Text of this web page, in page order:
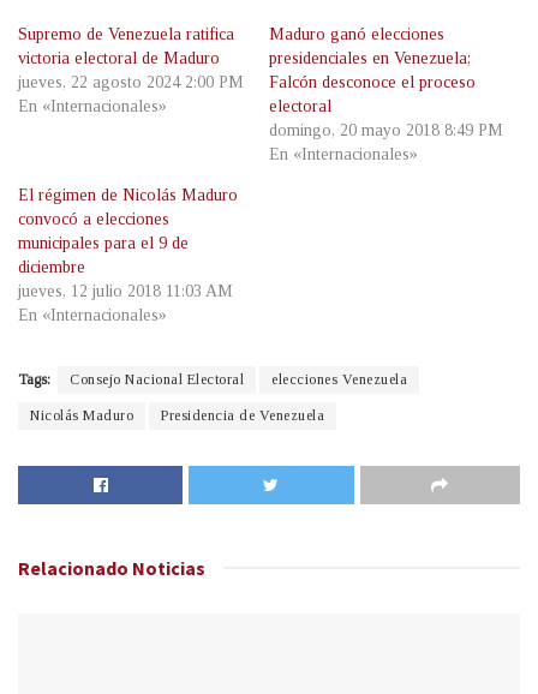
Supremo de Venezuela ratifica
victoria electoral de Maduro
jueves, 22 agosto 2024 2:00 PM
En «Internacionales»
Maduro ganó elecciones
presidenciales en Venezuela;
Falcón desconoce el proceso
electoral
domingo, 20 mayo 2018 8:49 PM
En «Internacionales»
El régimen de Nicolás Maduro
convocó a elecciones
municipales para el 9 de
diciembre
jueves, 12 julio 2018 11:03 AM
En «Internacionales»
Tags: Consejo Nacional Electoral elecciones Venezuela
Nicolás Maduro Presidencia de Venezuela
Relacionado Noticias